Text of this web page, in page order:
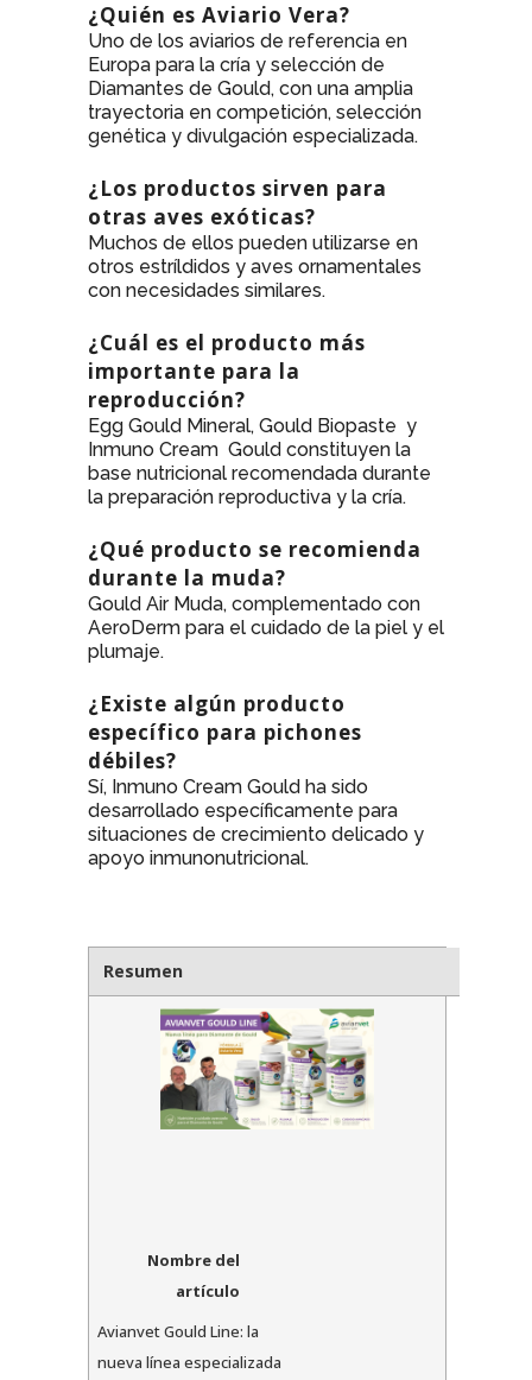
¿Quién es Aviario Vera?
Uno de los aviarios de referencia en
Europa para la cría y selección de
Diamantes de Gould, con una amplia
trayectoria en competición, selección
genética y divulgación especializada.
¿Los productos sirven para
otras aves exóticas?
Muchos de ellos pueden utilizarse en
otros estríldidos y aves ornamentales
con necesidades similares.
¿Cuál es el producto más
importante para la
reproducción?
Egg Gould Mineral, Gould Biopaste y
Inmuno Cream Gould constituyen la
base nutricional recomendada durante
la preparación reproductiva y la cría.
¿Qué producto se recomienda
durante la muda?
Gould Air Muda, complementado con
AeroDerm para el cuidado de la piel y el
plumaje.
¿Existe algún producto
específico para pichones
débiles?
Sí, Inmuno Cream Gould ha sido
desarrollado específicamente para
situaciones de crecimiento delicado y
apoyo inmunonutricional.
Resumen
Nombre del
artículo
Avianvet Gould Line: la
nueva línea especializada